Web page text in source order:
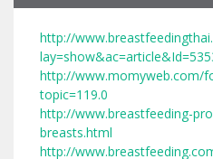
http://
http://www.momyweb.com/
topic=119.0
http://www.breastfeeding-
breasts.html
http://